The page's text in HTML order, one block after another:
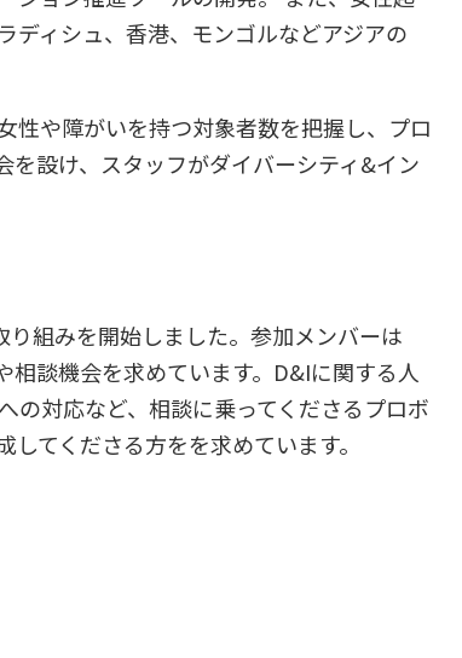
ディシュ、香港、モンゴルなどアジアの
性や障がいを持つ対象者数を把握し、プロ
を設け、スタッフがダイバーシティ&イン
組みを開始しました。参加メンバーは
談機会を求めています。D&Iに関する人
の対応など、相談に乗ってくださるプロボ
てくださる方をを求めています。